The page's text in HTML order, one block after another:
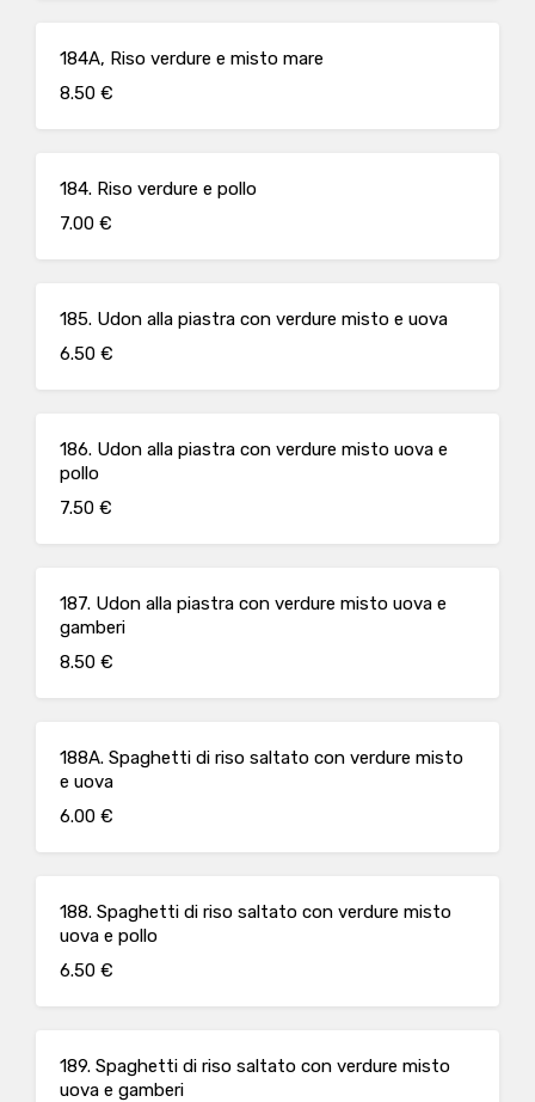
184A, Riso verdure e misto mare
8.50 €
184. Riso verdure e pollo
7.00 €
185. Udon alla piastra con verdure misto e uova
6.50 €
186. Udon alla piastra con verdure misto uova e
pollo
7.50 €
187. Udon alla piastra con verdure misto uova e
gamberi
8.50 €
188A. Spaghetti di riso saltato con verdure misto
e uova
6.00 €
188. Spaghetti di riso saltato con verdure misto
uova e pollo
6.50 €
189. Spaghetti di riso saltato con verdure misto
uova e gamberi